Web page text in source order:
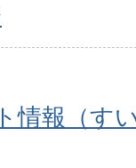
情報（す